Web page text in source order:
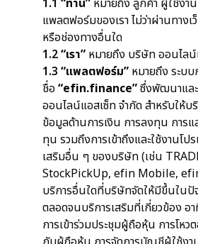
1.1 “ท่าน” หมายถึง ลูกค้า ผู้ใช้งา
แพลตฟอร์มของเรา ไม่ว่าผ่านทาง
หรือช่องทางอื่นใด
1.2“เรา” หมายถึง บริษัท ออนไลน์
1.3 “แพลตฟอร์ม” หมายถึง ระบบ
ชื่อ “efin.finance”ซึ่งพัฒนาแล
ออนไลน์แอสเซ็ท จำกัด สำหรับให้บ
ข้อมูลด้านการเงิน การลงทุน การ
ทุน รวมถึงการเข้าถึงและใช้งานโ
เสริมอื่น ๆ ของบริษัท (เช่น
StockPickUp, efin Mobile,
บริการอื่นใดที่บริษัทจัดให้มีขึ้นใน
ตลอดจนบริการเสริมที่เกี่ยวข้อง อ
การเข้าร่วมประชุมผู้ถือหุ้น การโหว